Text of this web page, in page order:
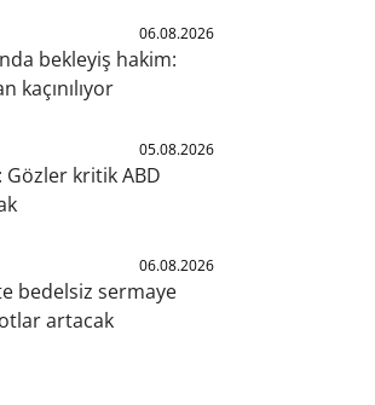
06.08.2026
bekleyiş hakim:
kaçınılıyor
05.08.2026
Gözler kritik ABD
06.08.2026
bedelsiz sermaye
artacak